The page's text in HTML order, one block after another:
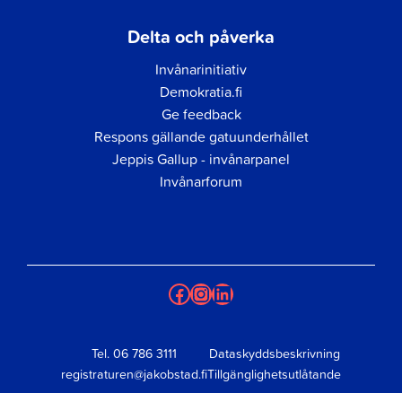
Delta och påverka
Invånarinitiativ
Demokratia.fi
Ge feedback
Respons gällande gatuunderhållet
Jeppis Gallup - invånarpanel
Invånarforum
Facebook
Instagram
LinkedIn
Tel. 06 786 3111
registraturen@jakobstad.fi
Dataskyddsbeskrivning
Tillgänglighetsutlåtande